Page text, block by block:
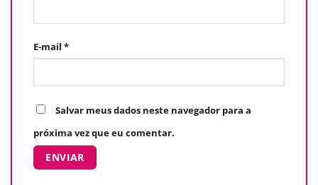
E-mail *
Salvar meus dados neste navegador para a
próxima vez que eu comentar.